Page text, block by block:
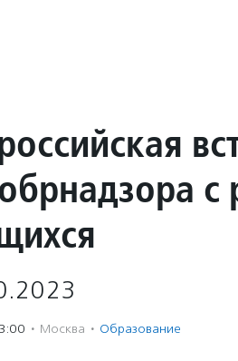
с
· Москва · Образование